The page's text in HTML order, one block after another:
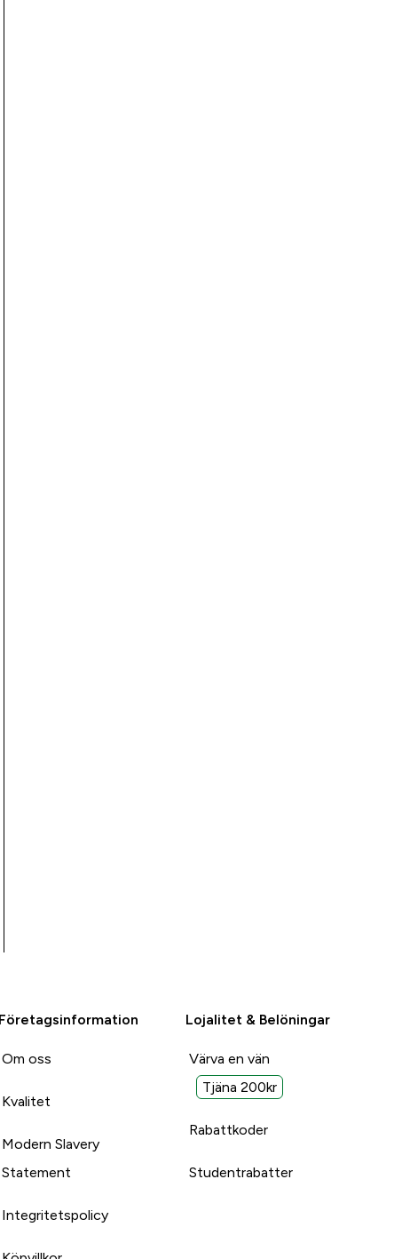
- XS
- XS
Företagsinformation
Om oss
Kvalitet
Modern Slavery
Statement
Integritetspolicy
Lojalitet & Belöningar
Värva en vän
Tjäna 200kr
Rabattkoder
Studentrabatter